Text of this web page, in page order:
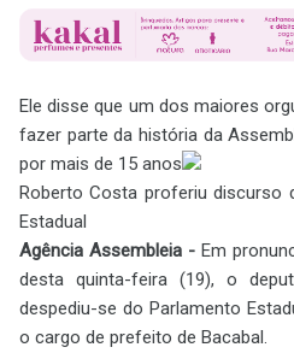
Ele disse que um dos maiores
fazer parte da história da
por mais de 15 anos
Roberto Costa proferiu discurso
Estadual
Agência Assembleia - Em
desta quinta-feira (19), o
despediu-se do Parlamento
o cargo de prefeito de Bacabal.